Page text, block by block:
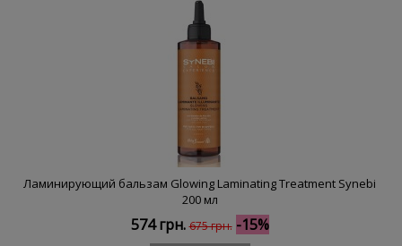
Ламинирующий бальзам Glowing Laminating Treatment Synebi
200 мл
574 грн. 675 грн. -15%